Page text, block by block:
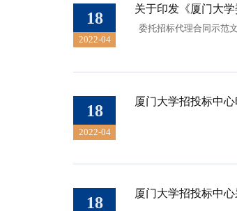
18
2022-04
关于印发《厦门大
委托招标代理合同示范
18
2022-04
厦门大学招投标中
18 厦门大学招投标中